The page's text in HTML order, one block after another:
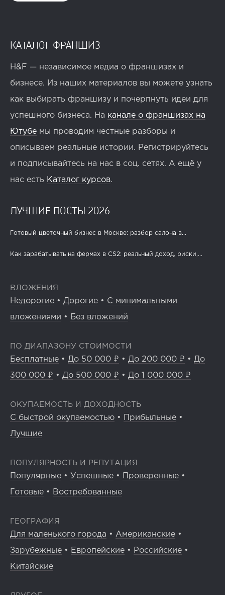
КАТАЛОГ ФРАНШИЗ
H&F — независимое медиа о франшизах и
бизнесе. Из наших материалов вы можете узнать
как выбирать франшизу и почерпнуть идеи для
успешного бизнеса. На канале о франшизах на
Ютубе мы проводим честные разборы и
описываем реальные истории. Регистрируйтесь
и подписывайтесь на нас в соц. сетях. А ещё у
нас есть Каталог курсов.
ЛУЧШИЕ ПОСТЫ 2026
Готовый цветочный бизнес в Москве: разбор салона в...
Как зарабатывать на фермах в CS2: реальный доход, риски,...
ВЛОЖЕНИЯ
Недорогие • Дорогие • С минимальными
вложениями • Без вложений
ПО ДИАПАЗОНУ СТОИМОСТИ
Бесплатные • До 50 000 ₽ • До 200 000 ₽ • До
300 000 ₽ • До 500 000 ₽ • До 1 000 000 ₽
ОКУПАЕМОСТЬ И ДОХОДНОСТЬ
С быстрой окупаемостью • Прибыльные •
Лучшие
ПОПУЛЯРНОСТЬ И РЕПУТАЦИЯ
Популярные • Успешные • Проверенные •
Готовые • Востребованные
ГЕОГРАФИЯ
Для маленького города • Американские •
Зарубежные • Европейские • Российские •
Китайские